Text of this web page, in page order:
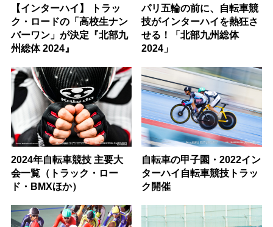
【インターハイ】 トラッ
ク・ロードの「高校生ナン
バーワン」が決定『北部九
州総体 2024』
パリ五輪の前に、自転車競
技がインターハイを熱狂さ
せる！「北部九州総体
2024」
2024年自転車競技 主要大
会一覧（トラック・ロー
ド・BMXほか）
自転車の甲子園・2022イン
ターハイ自転車競技トラッ
ク開催